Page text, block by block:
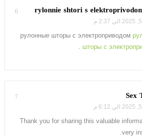
6 rylonnie shtori s
рулонные шторы с электроприводом
шторы с
7 Sex
Thank you for sharing this valuable
very